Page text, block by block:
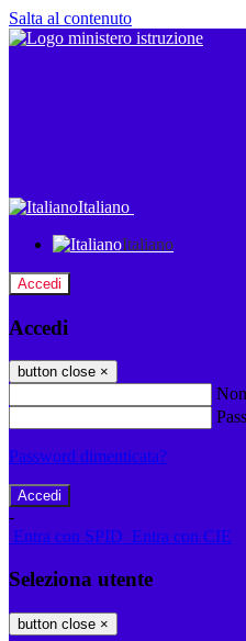
Salta al contenuto
Italiano
Italiano
Accedi
Accedi
button close ×
Password dimenticata?
-
Entra con SPID Entra con CIE
Seleziona utente
button close ×